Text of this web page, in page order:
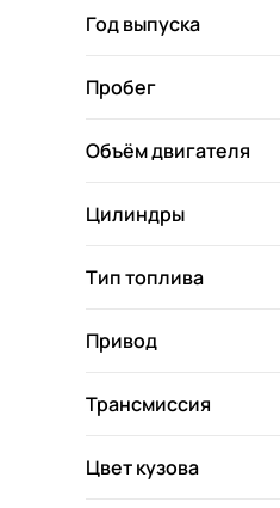
Год выпуска
Пробег
Объём двигателя
Цилиндры
Тип топлива
Привод
Трансмиссия
Цвет кузова